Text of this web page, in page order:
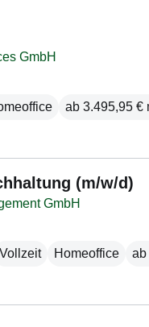
GmbH
ab 3.495,95 €
(m/w/d)
GmbH
Vollzeit Homeoffice ab